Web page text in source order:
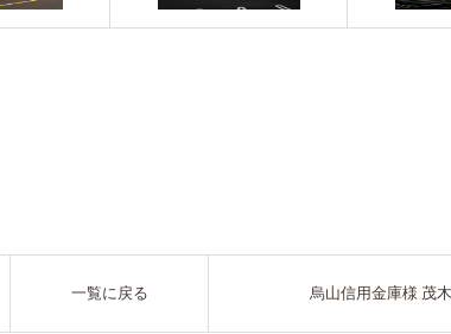
一覧に戻る 烏山信用金庫様 茂